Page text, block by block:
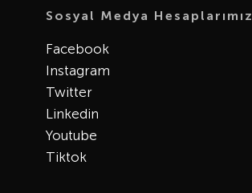
Sosyal Medya Hesaplarımız
Facebook
Instagram
Twitter
Linkedin
Youtube
Tiktok